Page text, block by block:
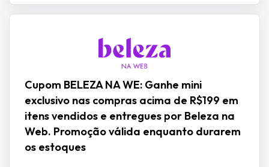
Cupom BELEZA NA WE: Ganhe mini
exclusivo nas compras acima de R$199 em
itens vendidos e entregues por Beleza na
Web. Promoção válida enquanto durarem
os estoques